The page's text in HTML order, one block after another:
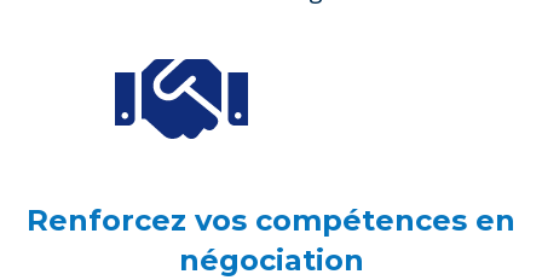
Renforcez vos compétences en
négociation